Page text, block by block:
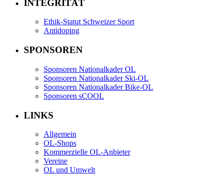
INTEGRITÄT
Ethik-Statut Schweizer Sport
Antidoping
SPONSOREN
Sponsoren Nationalkader OL
Sponsoren Nationalkader Ski-OL
Sponsoren Nationalkader Bike-OL
Sponsoren sCOOL
LINKS
Allgemein
OL-Shops
Kommerzielle OL-Anbieter
Vereine
OL und Umwelt